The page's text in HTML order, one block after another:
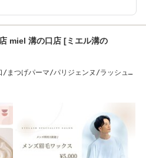
miel 溝の口店 [ミエル溝の
まつげパーマ/パリジェンヌ/ラッシュリ